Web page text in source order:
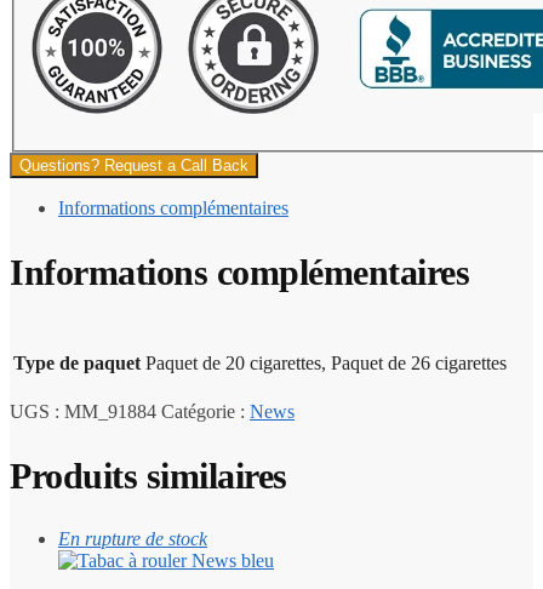
Questions? Request a Call Back
Informations complémentaires
Informations complémentaires
Type de paquet Paquet de 20 cigarettes, Paquet de 26 cigarettes
UGS : MM_91884 Catégorie : News
Produits similaires
En rupture de stock